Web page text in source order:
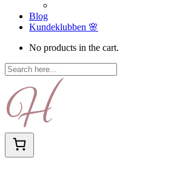
Blog
Kundeklubben 🌸
No products in the cart.